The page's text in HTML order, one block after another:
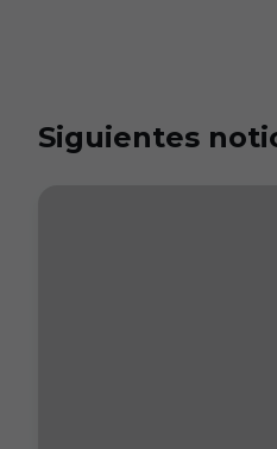
Siguientes